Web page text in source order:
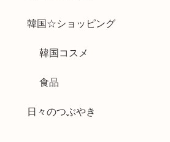
韓国☆ショッピング
韓国コスメ
食品
日々のつぶやき